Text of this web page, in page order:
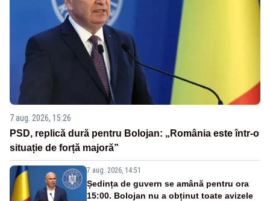
7 aug. 2026, 15:26
PSD, replică dură pentru Bolojan: „România este într-o
situație de forță majoră”
7 aug. 2026, 14:51
Ședința de guvern se amână pentru ora
15:00. Bolojan nu a obținut toate avizele